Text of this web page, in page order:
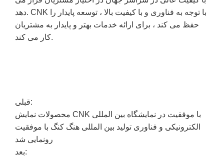
دهد. CNK با توجه به فناوری و با کیفیت بالا ، توسعه پایدار را
حفظ می کند ، برای ارائه خدمات بهتر و پایدار به مشتریان
کار می کند.
قبلی:
محصولات نمایش CNK با موفقیت در نمایشگاه بین المللی
الکترونیکی و فناوری تولید بین المللی هنگ کنگ با موفقیت
رونمایی شد
بعد: